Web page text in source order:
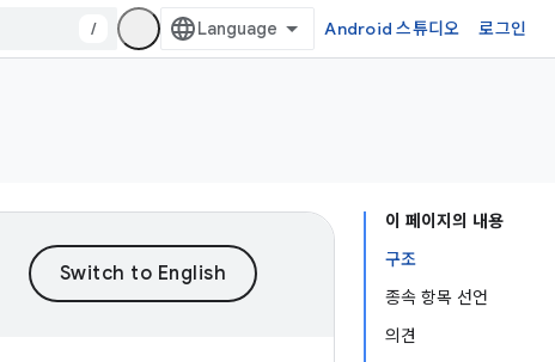
/ Android 스튜디오 로그인
이 페이지의 내용
구조
종속 항목 선언
의견